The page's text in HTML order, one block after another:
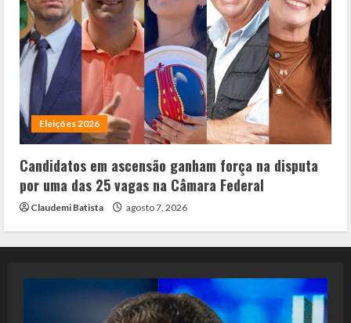
Eleições 2026
Candidatos em ascensão ganham força na disputa
por uma das 25 vagas na Câmara Federal
Claudemi Batista agosto 7, 2026